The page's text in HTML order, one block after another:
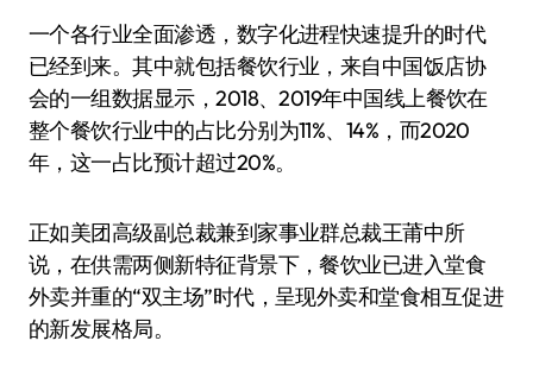
一个各行业全面渗透，数字化进程快速提升的时代
已经到来。其中就包括餐饮行业，来自中国饭店协
会的一组数据显示，2018、2019年中国线上餐饮在
整个餐饮行业中的占比分别为11%、14%，而2020
年，这一占比预计超过20%。
正如美团高级副总裁兼到家事业群总裁王莆中所
说，在供需两侧新特征背景下，餐饮业已进入堂食
外卖并重的“双主场”时代，呈现外卖和堂食相互促进
的新发展格局。